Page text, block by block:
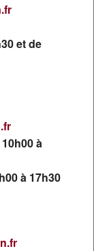
et de
à
à 17h30